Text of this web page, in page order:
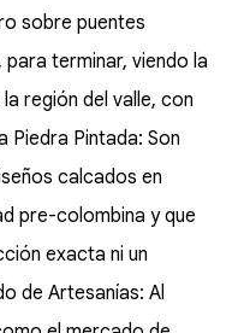
sobre puentes
terminar, viendo la
región del valle, con
Piedra Pintada: Son
calcados en
pre-colombina y que
exacta ni un
de Artesanías: Al